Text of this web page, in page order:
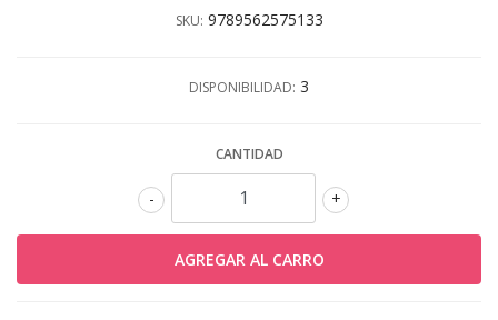
SKU: 9789562575133
DISPONIBILIDAD: 3
CANTIDAD
+
-